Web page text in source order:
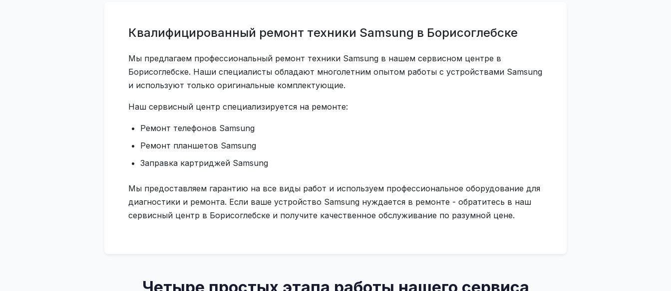
Квалифицированный ремонт техники Samsung в Борисоглебске
Мы предлагаем профессиональный ремонт техники Samsung в нашем сервисном центре в
Борисоглебске. Наши специалисты обладают многолетним опытом работы с устройствами Samsung
и используют только оригинальные комплектующие.
Наш сервисный центр специализируется на ремонте:
Ремонт телефонов Samsung
Ремонт планшетов Samsung
Заправка картриджей Samsung
Мы предоставляем гарантию на все виды работ и используем профессиональное оборудование для
диагностики и ремонта. Если ваше устройство Samsung нуждается в ремонте - обратитесь в наш
сервисный центр в Борисоглебске и получите качественное обслуживание по разумной цене.